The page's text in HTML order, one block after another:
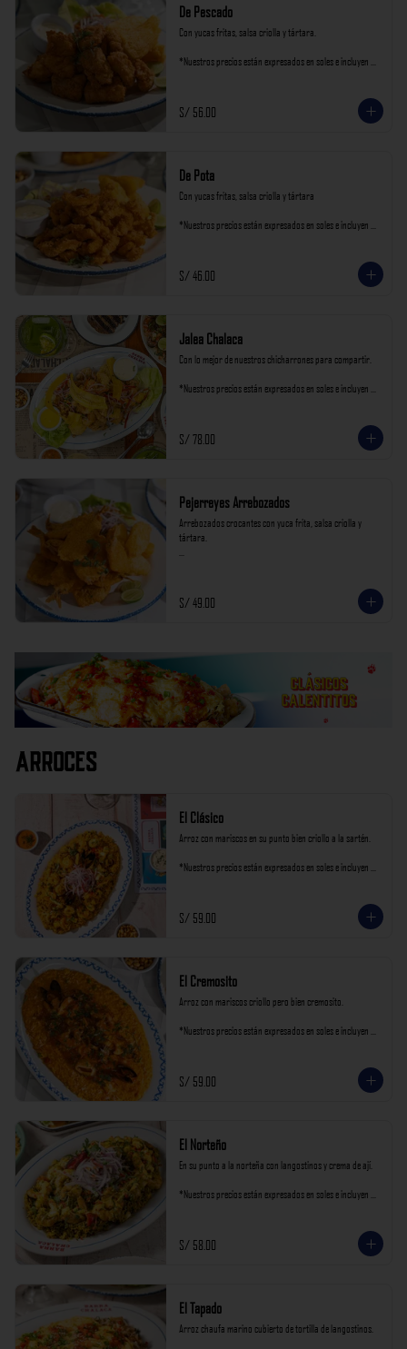
De Pescado
Con yucas fritas, salsa criolla y tártara.
*Nuestros precios están expresados en soles e incluyen
S/ 56.00
De Pota
Con yucas fritas, salsa criolla y tártara
*Nuestros precios están expresados en soles e incluyen
S/ 46.00
Jalea Chalaca
Con lo mejor de nuestros chicharrones para compartir.
*Nuestros precios están expresados en soles e incluyen
S/ 78.00
Pejerreyes Arrebozados
Arrebozados crocantes con yuca frita, salsa criolla y
tártara.
S/ 49.00
Arroces
El Clásico
Arroz con mariscos en su punto bien criollo a la sartén.
*Nuestros precios están expresados en soles e incluyen
S/ 59.00
El Cremosito
Arroz con mariscos criollo pero bien cremosito.
*Nuestros precios están expresados en soles e incluyen
S/ 59.00
El Norteño
En su punto a la norteña con langostinos y crema de ají.
*Nuestros precios están expresados en soles e incluyen
S/ 58.00
El Tapado
Arroz chaufa marino cubierto de tortilla de langostinos.